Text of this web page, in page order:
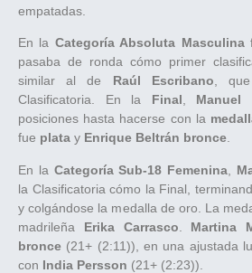
empatadas.
En la Categoría Absoluta Masculina
pasaba de ronda cómo primer
similar al de Raúl Escribano,
Clasificatoria. En la Final, Manuel
posiciones hasta hacerse con la
fue plata y Enrique Beltrán bronce.
En la Categoría Sub-18 Femenina
la Clasificatoria cómo la Final,
y colgándose la medalla de oro. La
madrileña Erika Carrasco Martina
bronce (21+ (2:11)), en una ajustada
con India Persson (21+ (2:23)).